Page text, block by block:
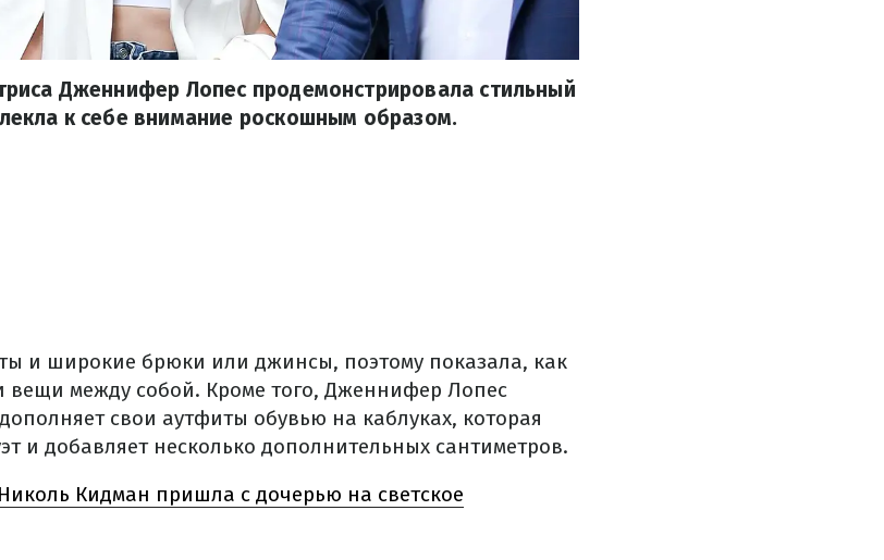
Дженнифер Лопес продемонстрировала стильный
к себе внимание роскошным образом.
и широкие брюки или джинсы, поэтому показала, как
вещи между собой. Кроме того, Дженнифер Лопес
свои аутфиты обувью на каблуках, которая
и добавляет несколько дополнительных сантиметров.
Кидман пришла с дочерью на светское